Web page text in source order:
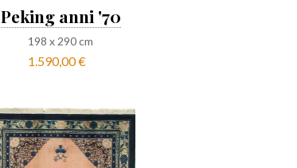
Peking anni '70
198 x 290cm
1.590,00 €